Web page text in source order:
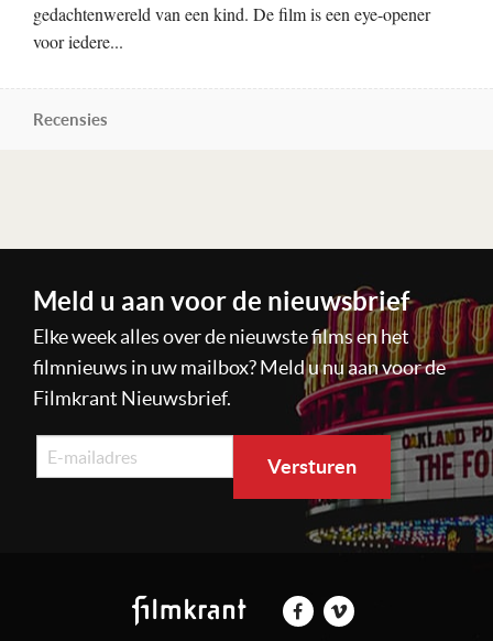
gedachtenwereld van een kind. De film is een eye-opener
voor iedere...
Recensies
Meld u aan voor de nieuwsbrief
Elke week alles over de nieuwste films en het
filmnieuws in uw mailbox? Meld u nu aan voor de
Filmkrant Nieuwsbrief.